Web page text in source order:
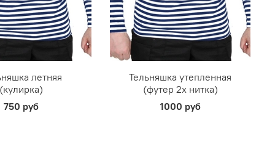
летняя
(кулирка)
750 руб
Тельняшка утепленная
(футер 2х нитка)
1000 руб